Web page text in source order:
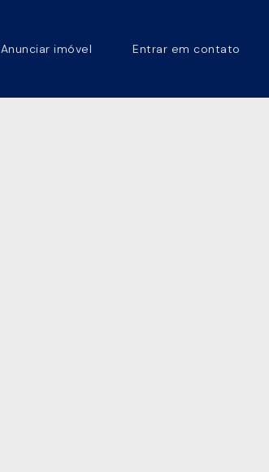
Entrar em contato
Anunciar imóvel